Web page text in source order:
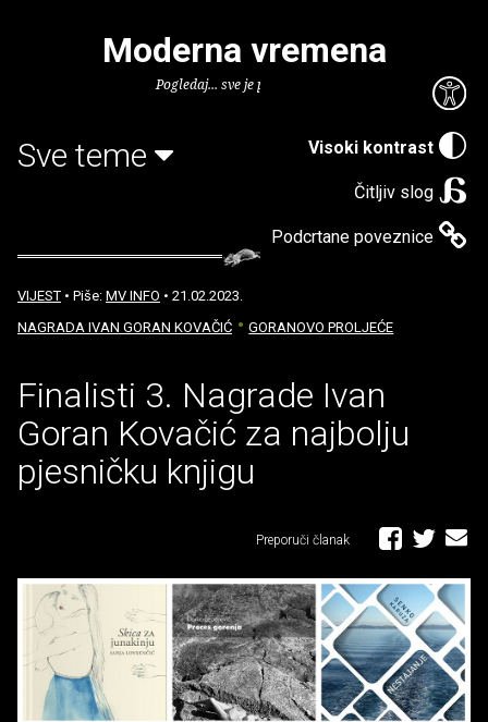
Visoki kontrast
Čitljiv slog
Podcrtane poveznice
Moderna vremena
Pogledaj... sve je puno knjiga.
Sve teme
VIJEST • Piše: MV INFO • 21.02.2023.
NAGRADA IVAN GORAN KOVAČIĆ
GORANOVO PROLJEĆE
Finalisti 3. Nagrade Ivan
Goran Kovačić za najbolju
pjesničku knjigu
Preporuči članak